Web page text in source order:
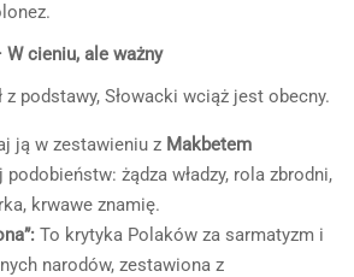
cieniu, ale ważny
z podstawy, Słowacki wciąż jest obecny.
ją w zestawieniu z Makbetem
podobieństw: żądza władzy, rola zbrodni,
krwawe znamię.
To krytyka Polaków za sarmatyzm i
narodów, zestawiona z